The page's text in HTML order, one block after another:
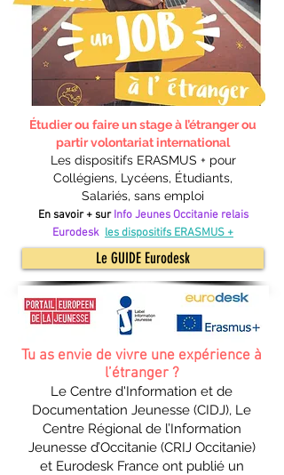
Étudier ou faire un stage à l’étranger ou
partirvolontariat international
Les dispositifs ERASMUS + pour
Collégiens, Lycéens, Étudiants,
Salariés, sans emploi
En savoir + surInfo Jeunes Occitanie relais
Eurodesk les dispositifs ERASMUS +
Le GUIDE Eurodesk
Tu as envie de vivre une expérience à
l’étranger ?
Le Centre d'Information et de
Documentation Jeunesse (CIDJ), Le
Centre Régional de l’Information
Jeunesse d’Occitanie (CRIJ Occitanie)
et Eurodesk France ont publié un